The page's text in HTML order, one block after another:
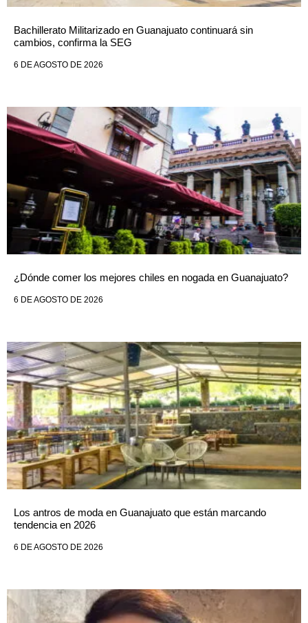
Bachillerato Militarizado en Guanajuato continuará sin
cambios, confirma la SEG
6 DE AGOSTO DE 2026
¿Dónde comer los mejores chiles en nogada en Guanajuato?
6 DE AGOSTO DE 2026
Los antros de moda en Guanajuato que están marcando
tendencia en 2026
6 DE AGOSTO DE 2026